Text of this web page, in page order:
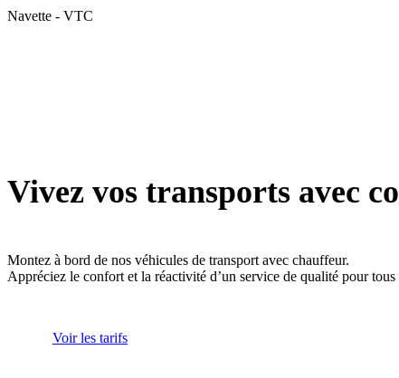
Navette - VTC
Vivez vos transports avec
Montez à bord de nos véhicules de transport avec chauffeur.
Appréciez le confort et la réactivité d’un service de qualité pour tous
Voir les tarifs